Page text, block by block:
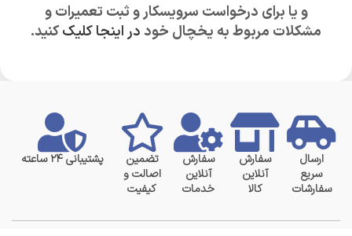
و یا برای درخواست سرویسکار و ثبت تعمیرات و
مشکلات مربوط به یخچال خوددر اینجا کلیککنید.
ارسال
سریع
سفارشات
سفارش
آنلاین
کالا
سفارش
آنلاین
خدمات
تضمین
اصالت و
کیفیت
پشتیبانی ۲۴ ساعته